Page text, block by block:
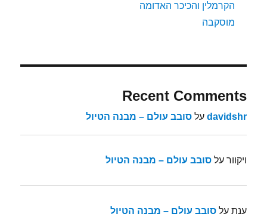
הקרמלין והכיכר האדומה
מוסקבה
Recent Comments
davidshr עלסובב עולם – מבנה הטיול
ויקוור עלסובב עולם – מבנה הטיול
ענת עלסובב עולם – מבנה הטיול